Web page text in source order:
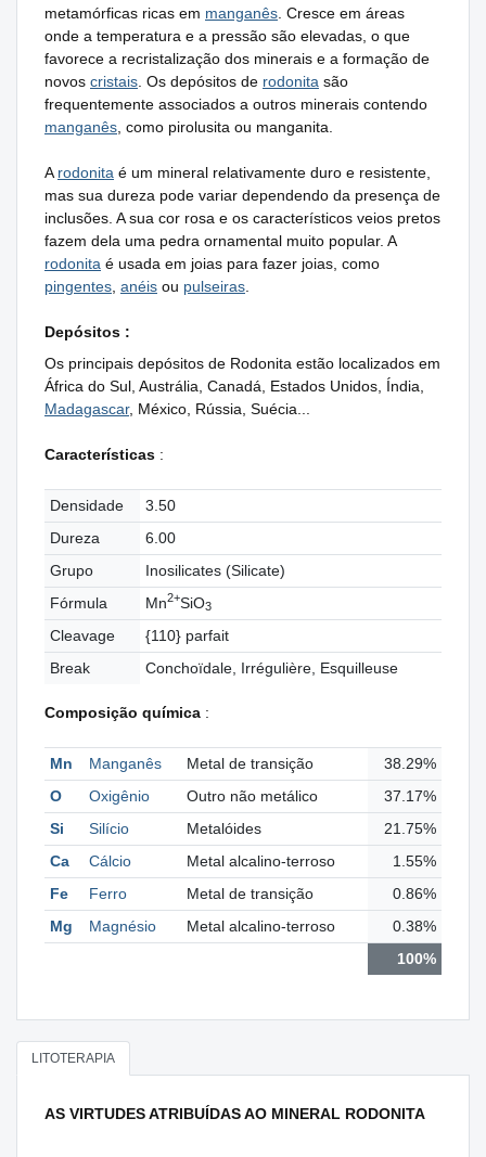
metamórficas ricas em manganês . Cresce em áreas
onde a temperatura e a pressão são elevadas, o que
favorece a recristalização dos minerais e a formação de
novos cristais . Os depósitos de rodonita são
frequentemente associados a outros minerais contendo
manganês , como pirolusita ou manganita.
A rodonita é um mineral relativamente duro e resistente,
mas sua dureza pode variar dependendo da presença de
inclusões. A sua cor rosa e os característicos veios pretos
fazem dela uma pedra ornamental muito popular. A
rodonita é usada em joias para fazer joias, como
pingentes anéis ou pulseiras
Depósitos :
Os principais depósitos de Rodonita estão localizados em
África do Sul, Austrália, Canadá, Estados Unidos, Índia,
Madagascar, México, Rússia, Suécia...
Características :
Densidade
3.50
Dureza
6.00
Grupo
Inosilicates (Silicate)
Fórmula
Mn2+SiO3
Cleavage
{110} parfait
Break
Conchoïdale, Irrégulière, Esquilleuse
Composição química :
Mn Manganês Metal de transição
38.29%
O
Oxigênio Outro não metálico
37.17%
Si
Silício Metalóides
21.75%
Ca
Cálcio Metal alcalino-terroso
1.55%
Fe
Ferro Metal de transição
0.86%
Mg
Magnésio Metal alcalino-terroso
0.38%
100%
LITOTERAPIA
AS VIRTUDES ATRIBUÍDAS AO MINERAL RODONITA